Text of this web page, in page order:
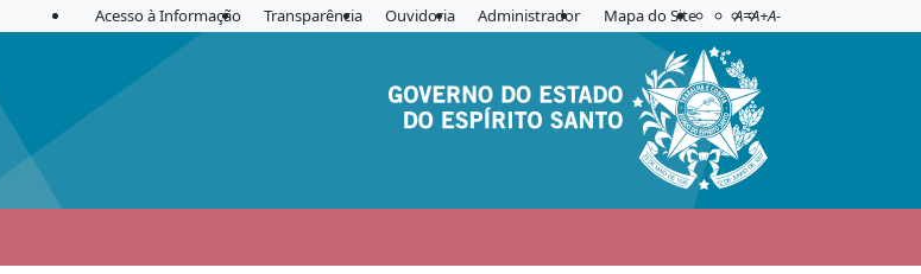
Acesso à Informação Transparência Ouvidoria Administrador Mapa do Site Acessibilidade
Aplicar contraste
A=A+A-